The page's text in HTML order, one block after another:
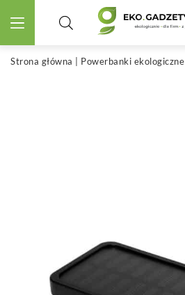
Strona główna Powerbanki ekologiczne